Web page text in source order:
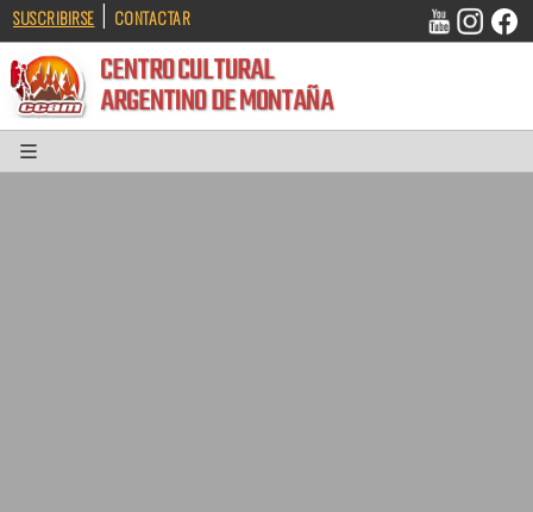
SUSCRIBIRSE | CONTACTAR
CENTRO CULTURAL
ARGENTINO DE MONTAÑA